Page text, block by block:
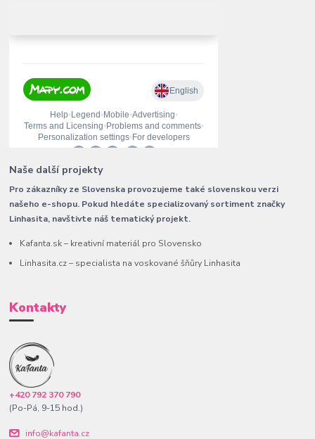
Naše další projekty
Pro zákazníky ze Slovenska provozujeme také slovenskou verzi
našeho e-shopu. Pokud hledáte specializovaný sortiment značky
Linhasita, navštivte náš tematický projekt.
Kafanta.sk – kreativní materiál pro Slovensko
Linhasita.cz – specialista na voskované šňůry Linhasita
Kontakty
+420 792 370 790
(Po-Pá, 9-15 hod.)
info@kafanta.cz